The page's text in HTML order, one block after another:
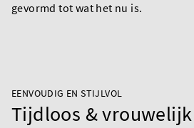
gevormd tot wat het nu is.
EENVOUDIG EN STIJLVOL
Tijdloos & vrouwelijk